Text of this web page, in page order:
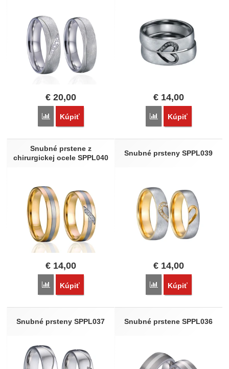
€ 20,00
Porovnať
Kúpiť
€14,00
Porovnať
Kúpiť
Snubné prstene z
chirurgickej ocele SPPL040
€ 14,00
Porovnať
Kúpiť
Snubné prsteny SPPL039
€14,00
Porovnať
Kúpiť
Snubné prsteny SPPL037 Snubné prstene SPPL036